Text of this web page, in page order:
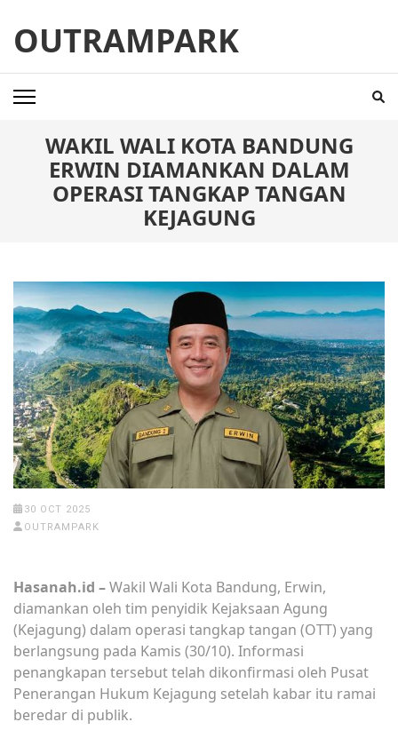
content
(Press
Enter)
OUTRAMPARK
WAKIL WALI KOTA BANDUNG
ERWIN DIAMANKAN DALAM
OPERASI TANGKAP TANGAN
KEJAGUNG
30 OCT 2025
OUTRAMPARK
Hasanah.id –Wakil Wali Kota Bandung, Erwin,
diamankan oleh tim penyidik Kejaksaan Agung
(Kejagung) dalam operasi tangkap tangan (OTT) yang
berlangsung pada Kamis (30/10). Informasi
penangkapan tersebut telah dikonfirmasi oleh Pusat
Penerangan Hukum Kejagung setelah kabar itu ramai
beredar di publik.